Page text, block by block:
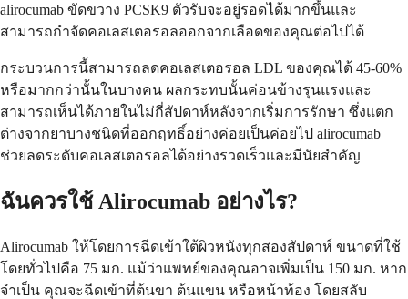
alirocumab ขัดขวาง PCSK9 ตัวรับจะอยู่รอดได้มากขึ้นและ
สามารถกำจัดคอเลสเตอรอลออกจากเลือดของคุณต่อไปได้
กระบวนการนี้สามารถลดคอเลสเตอรอล LDL ของคุณได้ 45-60%
หรือมากกว่านั้นในบางคน ผลกระทบนั้นค่อนข้างรุนแรงและ
สามารถเห็นได้ภายในไม่กี่สัปดาห์หลังจากเริ่มการรักษา ซึ่งแตก
ต่างจากยาบางชนิดที่ออกฤทธิ์อย่างค่อยเป็นค่อยไป alirocumab
ช่วยลดระดับคอเลสเตอรอลได้อย่างรวดเร็วและมีนัยสำคัญ
ฉันควรใช้ Alirocumab อย่างไร?
Alirocumab ให้โดยการฉีดเข้าใต้ผิวหนังทุกสองสัปดาห์ ขนาดที่ใช้
โดยทั่วไปคือ 75 มก. แม้ว่าแพทย์ของคุณอาจเพิ่มเป็น 150 มก. หาก
จำเป็น คุณจะฉีดเข้าที่ต้นขา ต้นแขน หรือหน้าท้อง โดยสลับ